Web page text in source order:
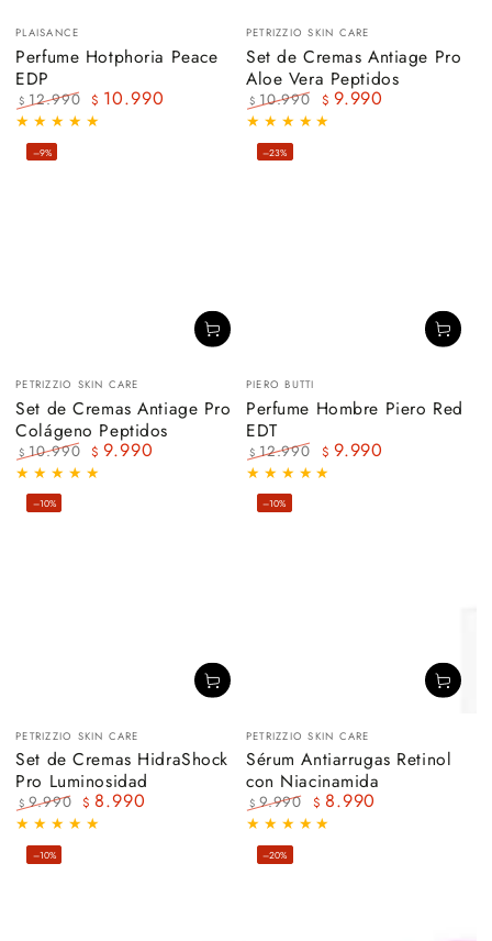
Vendedor:
PLAISANCE
Perfume Hotphoria Peace
EDP
Precio
regular
$ 12.990
Precio
$ 10.990
Vendedor:
PETRIZZIO SKIN CARE
Set de Cremas Antiage Pro
Aloe Vera Peptidos
Precio
regular
$ 10.990
Precio
$ 9.990
Vendedor:
PETRIZZIO SKIN CARE
Set de Cremas Antiage Pro
Colágeno Peptidos
Precio
regular
$ 10.990
Precio
$ 9.990
–9%
Vendedor:
PIERO BUTTI
Perfume Hombre Piero Red
EDT
Precio
regular
$ 12.990
Precio
$ 9.990
–23%
Vendedor:
PETRIZZIO SKIN CARE
Set de Cremas HidraShock
Pro Luminosidad
Precio
regular
$ 9.990
Precio
$ 8.990
–10%
Vendedor:
PETRIZZIO SKIN CARE
Sérum Antiarrugas Retinol
con Niacinamida
Precio
regular
$ 9.990
Precio
$ 8.990
–10%
–10% –20%